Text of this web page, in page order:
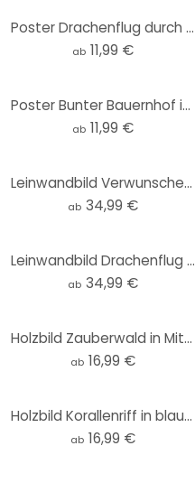
Poster Drachenflug durch Sternenwolken - DigitalArtsi - Rund
ab 11,99 €
Poster Bunter Bauernhof in den Bergen - DigitalArtsi - Rund
ab 11,99 €
Leinwandbild Verwunschener Wald im Licht - DigitalArtsi
ab 34,99 €
Leinwandbild Drachenflug durch Sternenwolken - DigitalArtsi
ab 34,99 €
Holzbild Zauberwald in Mitternachtsblau - DigitalArtsi
ab 16,99 €
Holzbild Korallenriff in blauer Lagune - DigitalArtsi
ab 16,99 €